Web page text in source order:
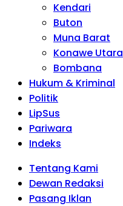
Kendari
Buton
Muna Barat
Konawe Utara
Bombana
Hukum & Kriminal
Politik
LipSus
Pariwara
Indeks
Tentang Kami
Dewan Redaksi
Pasang Iklan